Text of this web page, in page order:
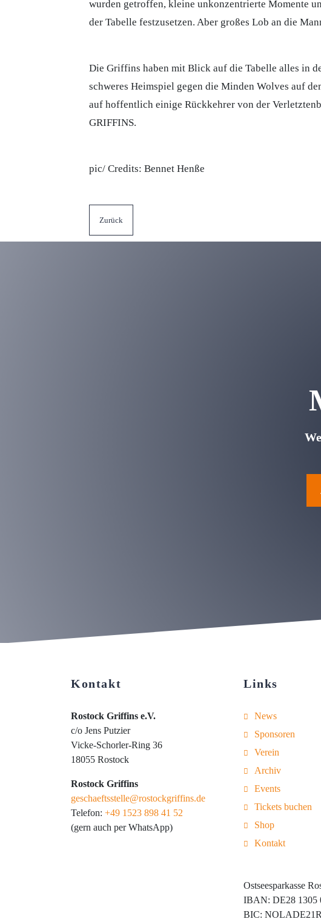
wurden getroffen, kleine unkonzentrierte Momente
der Tabelle festzusetzen. Aber großes Lob an die
Die Griffins haben mit Blick auf die Tabelle alles in
schweres Heimspiel gegen die Minden Wolves auf
auf hoffentlich einige Rückkehrer von der
GRIFFINS.
pic/ Credits: Bennet Henße
Zurück
Kontakt
Rostock Griffins e.V.
c/o Jens Putzier
Vicke-Schorler-Ring 36
18055 Rostock
Rostock Griffins
geschaeftsstelle@rostockgriffins.de
Telefon: +49 1523 898 41 52
(gern auch per WhatsApp)
Links
News
Sponsoren
Verein
Archiv
Events
Tickets buchen
Shop
Kontakt
Ostseesparkasse
IBAN: DE28 1305
BIC: